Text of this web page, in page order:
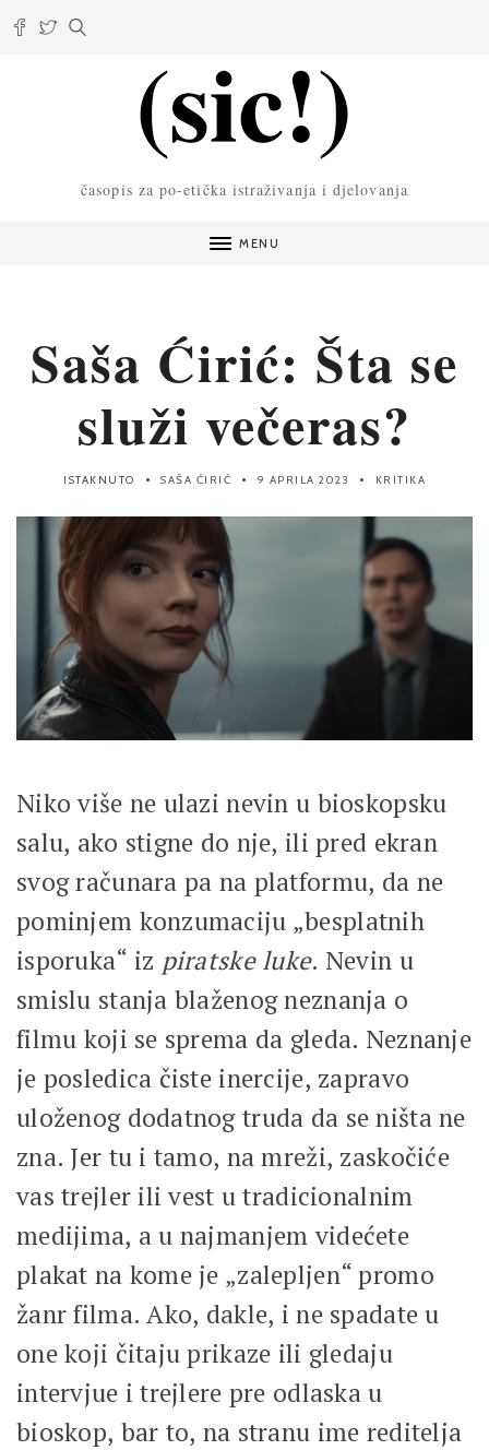
časopis za po-etička istraživanja i djelovanja
MENU
Saša Ćirić: Šta se
služi večeras?
ISTAKNUTO SAŠA ĆIRIĆ 9 APRILA 2023 KRITIKA
Niko više ne ulazi nevin u bioskopsku
salu, ako stigne do nje, ili pred ekran
svog računara pa na platformu, da ne
pominjem konzumaciju „besplatnih
isporuka“ iz piratske luke. Nevin u
smislu stanja blaženog neznanja o
filmu koji se sprema da gleda. Neznanje
je posledica čiste inercije, zapravo
uloženog dodatnog truda da se ništa ne
zna. Jer tu i tamo, na mreži, zaskočiće
vas trejler ili vest u tradicionalnim
medijima, a u najmanjem videćete
plakat na kome je „zalepljen“ promo
žanr filma. Ako, dakle, i ne spadate u
one koji čitaju prikaze ili gledaju
intervjue i trejlere pre odlaska u
bioskop, bar to, na stranu ime reditelja